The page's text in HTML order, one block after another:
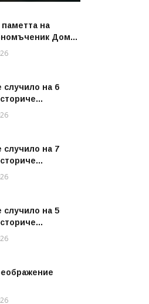
на
Дом...
случило на 6
случило на 7
случило на 5